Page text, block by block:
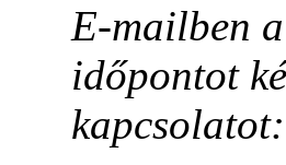
E-mailben
időpontot
kapcsolatot: